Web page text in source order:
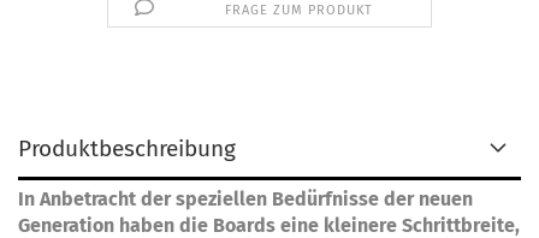
FRAGE ZUM PRODUKT
Produktbeschreibung
In Anbetracht der speziellen Bedürfnisse der neuen
Generation haben die Boards eine kleinere Schrittbreite,